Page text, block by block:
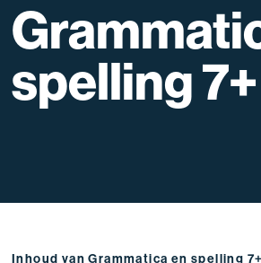
spelling 7+
Inhoud van Grammatica en spelling 7+